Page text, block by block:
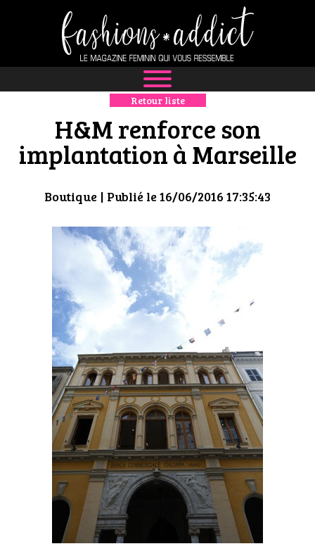
NEWS
MODE
BOUTIQUE
CULTURE
HIGH TECH
MAISON
AUTO
LIEUX TENDANCES
BEAUTÉ
MODE DE RUE
JEUNES CRÉATEURS
Retour liste
H&M renforce son
implantation à Marseille
Boutique | Publié le 16/06/2016 17:35:43